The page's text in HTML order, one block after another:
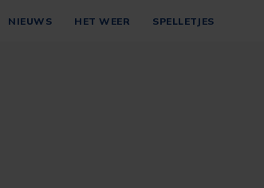
NIEUWS HET WEER SPELLETJES